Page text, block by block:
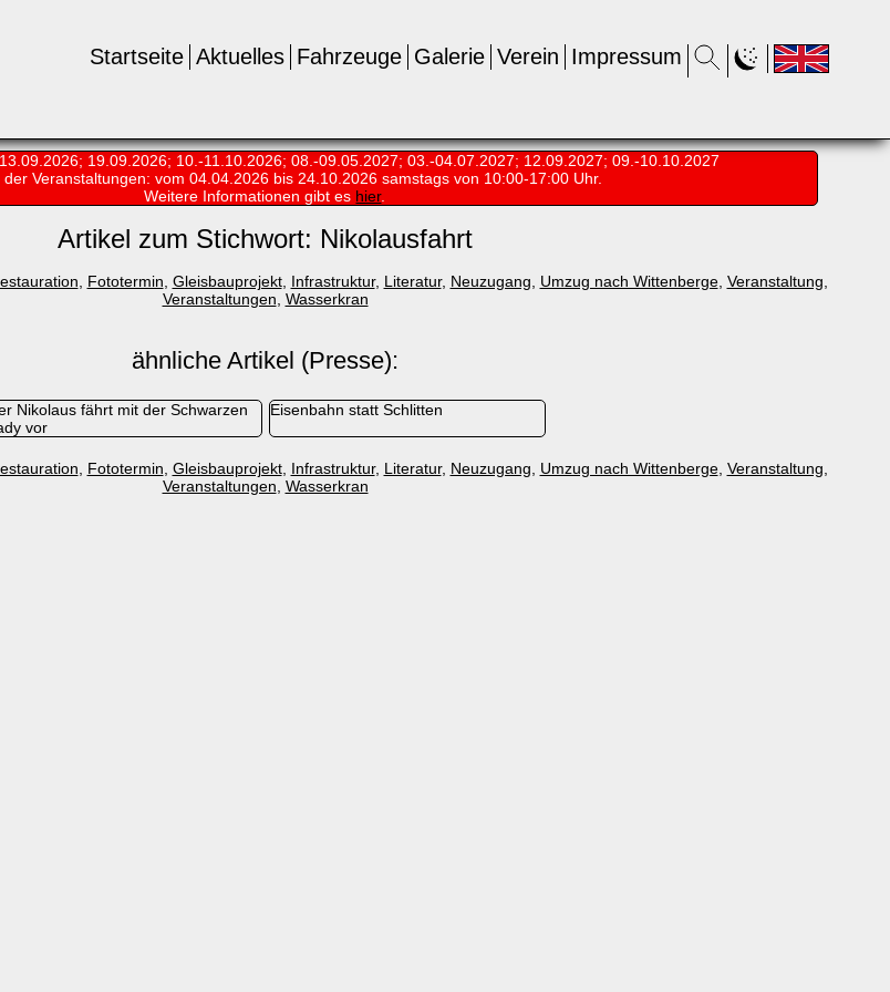
Impressum
Verein
Galerie
Fahrzeuge
Aktuelles
Startseite
19.09.2026; 10.-11.10.2026; 08.-09.05.2027; 03.-04.07.2027; 12.09.2027; 09.-10.10.2027
der Veranstaltungen:vom 04.04.2026 bis 24.10.2026 samstags von 10:00-17:00 Uhr.
Weitere Informationen gibt es hier.
Artikel zum Stichwort: Nikolausfahrt
Fototermin Gleisbauprojekt, Infrastruktur, Literatur, Neuzugang Umzug nach Wittenberge, Veranstaltung
Veranstaltungen Wasserkran
ähnliche Artikel (Presse):
Nikolaus fährt mit der Schwarzen
vor
Eisenbahn statt Schlitten
Fototermin Gleisbauprojekt, Infrastruktur, Literatur, Neuzugang Umzug nach Wittenberge, Veranstaltung
Veranstaltungen Wasserkran